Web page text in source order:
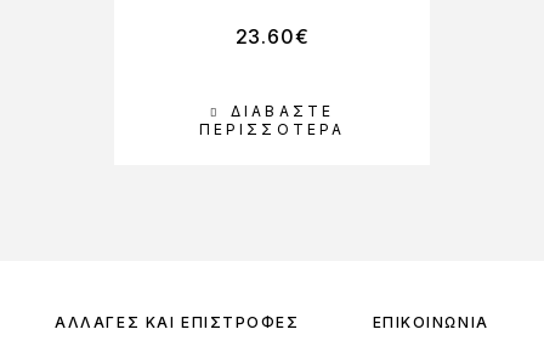
ΔΙΑΒΆΣΤΕ
ΠΕΡΙΣΣΌΤΕΡΑ
23.60€
ΑΛΛΑΓΈΣ ΚΑΙ ΕΠΙΣΤΡΟΦΈΣ ΕΠΙΚΟΙΝΩΝΊΑ